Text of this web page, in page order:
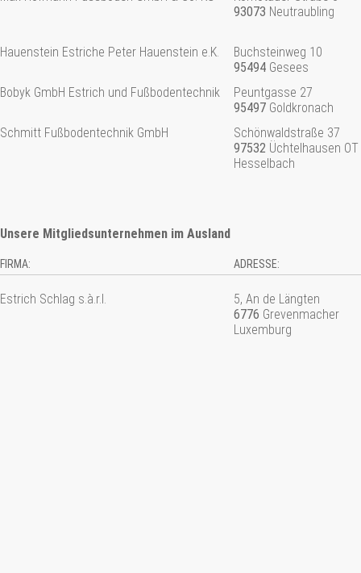
93073 Neutraubling
Hauenstein Estriche Peter Hauenstein e.K.
Buchsteinweg 10
95494 Gesees
Bobyk GmbH Estrich und Fußbodentechnik
Peuntgasse 27
95497 Goldkronach
Schmitt Fußbodentechnik GmbH
Schönwaldstraße 37
97532 Üchtelhausen OT
Hesselbach
Unsere Mitgliedsunternehmen im Ausland
FIRMA: ADRESSE:
Estrich Schlag s.à.r.l.
5, An de Längten
6776 Grevenmacher
Luxemburg